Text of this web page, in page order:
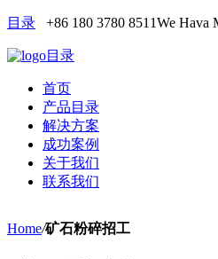
目录 +86 180 3780 8511We Hava
目录
首页
产品目录
解决方案
成功案例
关于我们
联系我们
Home/矿石粉碎招工